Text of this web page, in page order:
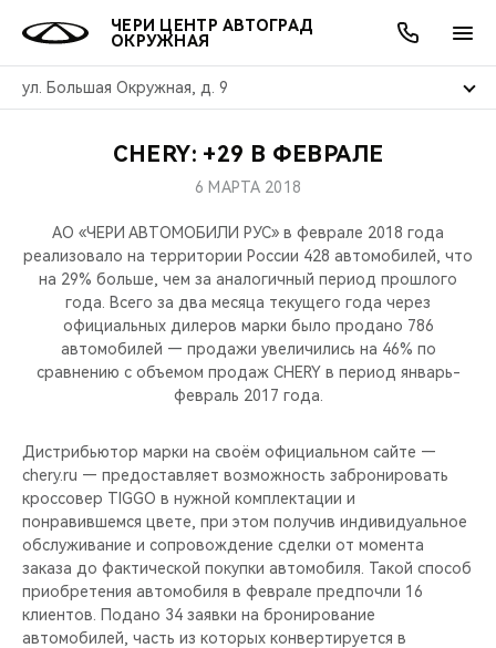
ЧЕРИ ЦЕНТР АВТОГРАД
ОКРУЖНАЯ
ул. Большая Окружная, д. 9
МОДЕЛИ
КРОССОВЕРЫ
СЕДАНЫ
ПОКУПАТЕЛЯМ
КРЕДИТ И СТРАХОВАНИЕ
ВЛАДЕЛЬЦАМ
ЗАПЧАСТИ И АКСЕССУАРЫ
ПОДДЕРЖКА
CHERY CONNECT
МИР CHERY
О БРЕНДЕ
CHERY В СОЦСЕТЯХ
ЛЮДИ CHERY
БЛАГОТВОРИТЕЛЬНОСТЬ
CHERY REMOTE
CHERY И СПОРТ
НАШИ МЕРОПРИЯТИЯ
АКЦИИ
ОНЛАЙН СЕРВИСЫ
КРЕДИТ
О КОМПАНИИ
МЫ В СОЦСЕТЯХ
CHERY: +29 В ФЕВРАЛЕ
6 МАРТА 2018
АО «ЧЕРИ АВТОМОБИЛИ РУС» в феврале 2018 года
реализовало на территории России 428 автомобилей, что
на 29% больше, чем за аналогичный период прошлого
года. Всего за два месяца текущего года через
официальных дилеров марки было продано 786
автомобилей — продажи увеличились на 46% по
сравнению с объемом продаж CHERY в период январь-
февраль 2017 года.
Дистрибьютор марки на своём официальном сайте —
chery.ru — предоставляет возможность забронировать
кроссовер TIGGO в нужной комплектации и
понравившемся цвете, при этом получив индивидуальное
обслуживание и сопровождение сделки от момента
заказа до фактической покупки автомобиля. Такой способ
приобретения автомобиля в феврале предпочли 16
клиентов. Подано 34 заявки на бронирование
автомобилей, часть из которых конвертируется в